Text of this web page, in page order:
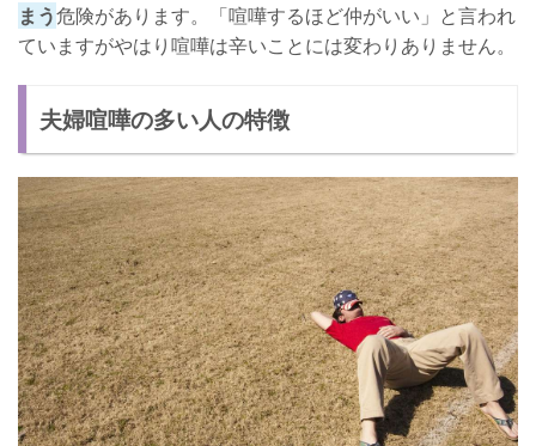
まう危険があります。「喧嘩するほど仲がいい」と言われ
ていますがやはり喧嘩は辛いことには変わりありません。
夫婦喧嘩の多い人の特徴